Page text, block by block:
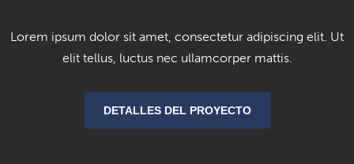
Lorem ipsum dolor sit amet, consectetur adipiscing elit. Ut
elit tellus, luctus nec ullamcorper mattis.
DETALLES DEL PROYECTO